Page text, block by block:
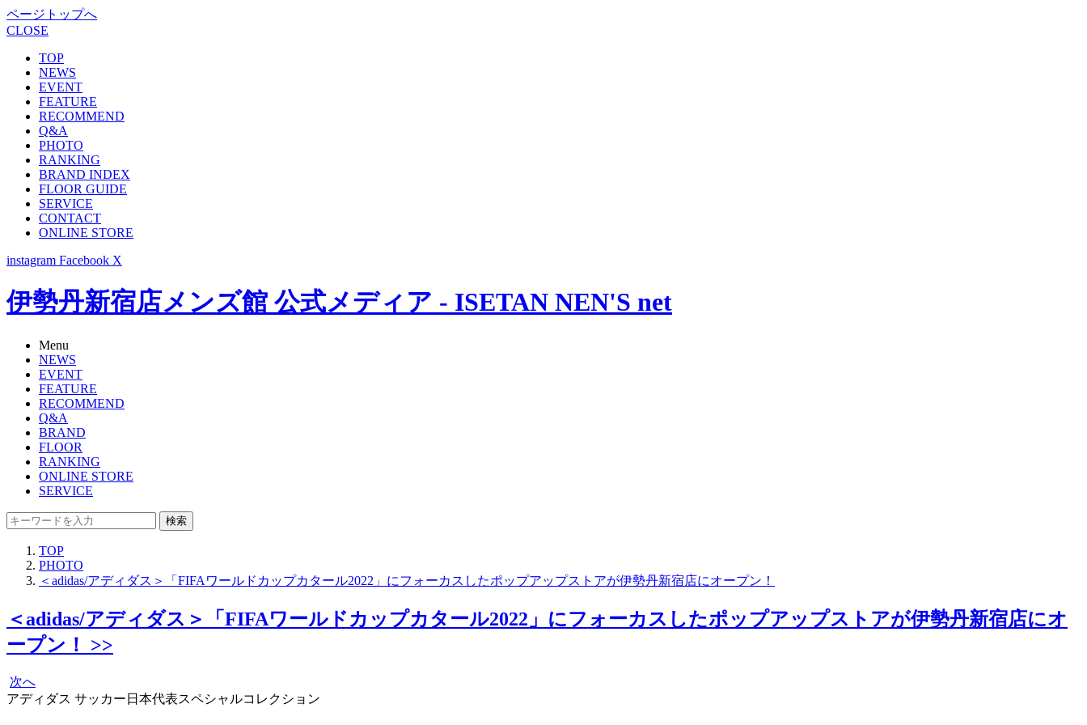
ページトップへ
CLOSE
TOP
NEWS
EVENT
FEATURE
RECOMMEND
Q&A
PHOTO
RANKING
BRAND INDEX
FLOOR GUIDE
SERVICE
CONTACT
ONLINE STORE
instagram Facebook X
伊勢丹新宿店メンズ館 公式メディア - ISETAN NEN'S net
Menu
NEWS
EVENT
FEATURE
RECOMMEND
Q&A
BRAND
FLOOR
RANKING
ONLINE STORE
SERVICE
検索
TOP
PHOTO
＜adidas/アディダス＞「FIFAワールドカップカタール2022」にフォーカスしたポップアップストアが伊勢丹新宿店にオープン！
＜adidas/アディダス＞「FIFAワールドカップカタール2022」にフォーカスしたポップアップストアが伊勢丹新宿店にオ
ープン！ >>
次へ
アディダス サッカー日本代表スペシャルコレクション